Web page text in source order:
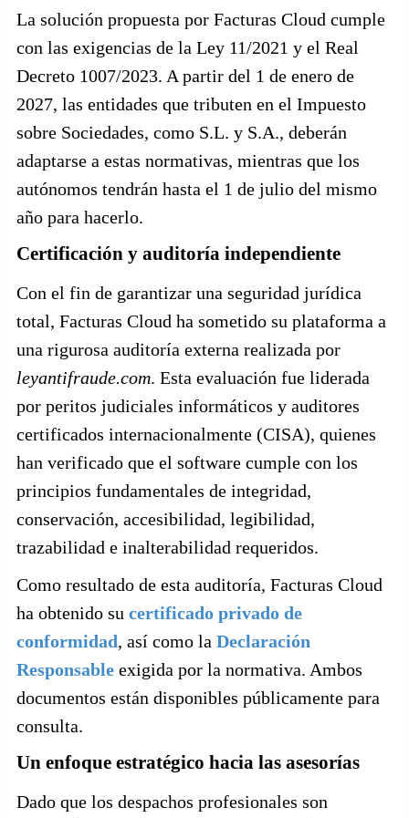
La solución propuesta por Facturas Cloud cumple
con las exigencias de la Ley 11/2021 y el Real
Decreto 1007/2023. A partir del 1 de enero de
2027, las entidades que tributen en el Impuesto
sobre Sociedades, como S.L. y S.A., deberán
adaptarse a estas normativas, mientras que los
autónomos tendrán hasta el 1 de julio del mismo
año para hacerlo.
Certificación y auditoría independiente
Con el fin de garantizar una seguridad jurídica
total, Facturas Cloud ha sometido su plataforma a
una rigurosa auditoría externa realizada por
leyantifraude.com. Esta evaluación fue liderada
por peritos judiciales informáticos y auditores
certificados internacionalmente (CISA), quienes
han verificado que el software cumple con los
principios fundamentales de integridad,
conservación, accesibilidad, legibilidad,
trazabilidad e inalterabilidad requeridos.
Como resultado de esta auditoría, Facturas Cloud
ha obtenido su certificado privado de
conformidad, así como la Declaración
Responsable exigida por la normativa. Ambos
documentos están disponibles públicamente para
consulta.
Un enfoque estratégico hacia las asesorías
Dado que los despachos profesionales son